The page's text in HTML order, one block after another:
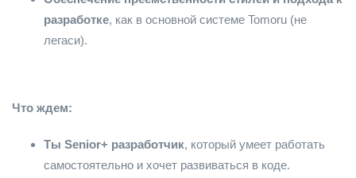
разработке, как в основной системе Tomoru (не
легаси).
Что ждем:
Ты Senior+ разработчик, который умеет работать
самостоятельно и хочет развиваться в коде.